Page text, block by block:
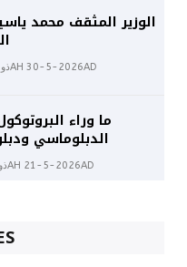
الوزير المثقف محمد
SAT 13 ذو الحجة 1447AH 30-5-2026AD
ما وراء
الدبلوماسي
THU 4 ذو الحجة 1447AH 21-5-2026AD